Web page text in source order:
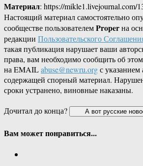
Материал: https://mikle1.livejournal.com/
Настоящий материал самостоятельно
сообществе пользователемProperна
редакции Пользовательского
такая публикация нарушает ваши
права, вам необходимо сообщить об
на EMAILabuse@newru.orgс
содержащей спорный материал.
сроки устранено, виновные наказаны.
Дочитал до конца?
Вам может понравиться...